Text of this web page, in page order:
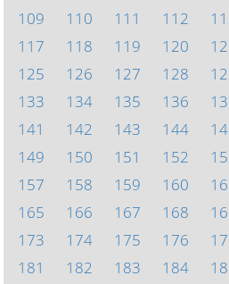
109
110 111 112
117
118 119 120
125
126 127 128
133
134 135 136
141
142 143 144
149
150 151 152
157
158 159 160
165
166 167 168
173
174 175 176
181
182 183 184